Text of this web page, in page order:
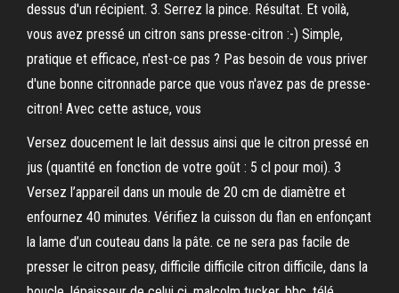
dessus d'un récipient. 3. Serrez la pince. Résultat. Et voilà,
vous avez pressé un citron sans presse-citron :-) Simple,
pratique et efficace, n'est-ce pas ? Pas besoin de vous priver
d'une bonne citronnade parce que vous n'avez pas de presse-
citron! Avec cette astuce, vous
Versez doucement le lait dessus ainsi que le citron pressé en
jus (quantité en fonction de votre goût : 5 cl pour moi). 3
Versez l’appareil dans un moule de 20 cm de diamètre et
enfournez 40 minutes. Vérifiez la cuisson du flan en enfonçant
la lame d’un couteau dans la pâte. ce ne sera pas facile de
presser le citron peasy, difficile difficile citron difficile, dans la